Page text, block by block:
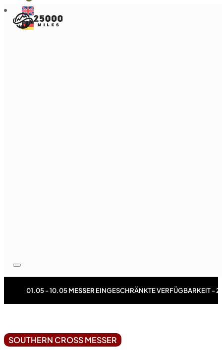
01.05 - 10.05MESSER EINGESCHRÄNKTE VERFÜGBARKEIT -
SOUTHERN CROSS MESSER